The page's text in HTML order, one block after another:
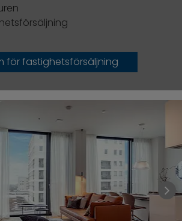
för fastighetsförsäljning